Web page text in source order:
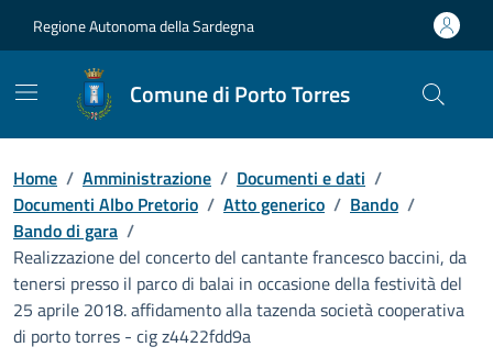
Regione Autonoma della Sardegna
Comune di Porto Torres
Home / Amministrazione / Documenti e dati /
Documenti Albo Pretorio / Atto generico / Bando /
Bando di gara /
Realizzazione del concerto del cantante francesco baccini, da
tenersi presso il parco di balai in occasione della festività del
25 aprile 2018. affidamento alla tazenda società cooperativa
di porto torres - cig z4422fdd9a